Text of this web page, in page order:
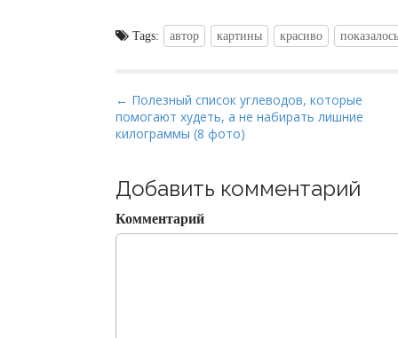
Tags: автор картины красиво показалось
P
o
s
n
a
v
← Полезный список углеводов, которые
помогают худеть, а не набирать лишние
килограммы (8 фото)
Добавить комментарий
Комментарий